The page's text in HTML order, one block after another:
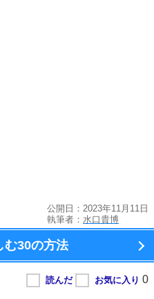
公開日：2023年11月11日
執筆者： 水口貴博
む30の方法